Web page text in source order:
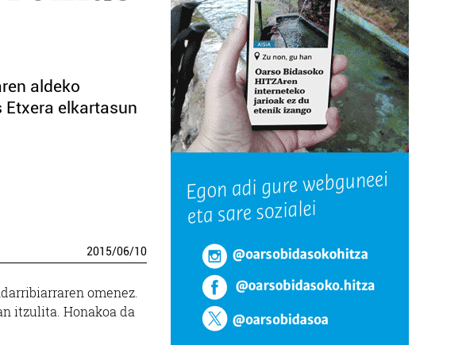
aldeko
elkartasun
2015/06/10
omenez.
itzulita. Honakoa da